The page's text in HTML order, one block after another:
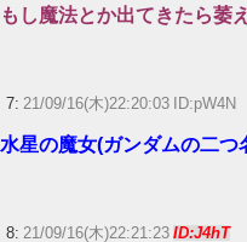
もし魔法とか出てきたら萎
7: 21/09/16(木)22:20:03 ID:pW4N
水星の魔女(ガンダムの二つ
8: 21/09/16(木)22:21:23 ID:J4hT